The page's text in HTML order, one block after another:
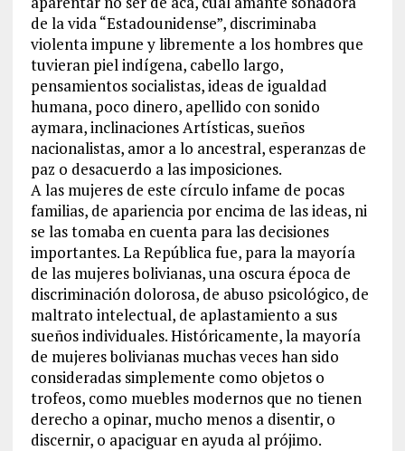
de la vida “Estadounidense”, discriminaba
violenta impune y libremente a los hombres que
tuvieran piel indígena, cabello largo,
pensamientos socialistas, ideas de igualdad
humana, poco dinero, apellido con sonido
aymara, inclinaciones Artísticas, sueños
nacionalistas, amor a lo ancestral, esperanzas de
paz o desacuerdo a las imposiciones.
A las mujeres de este círculo infame de pocas
familias, de apariencia por encima de las ideas, ni
se las tomaba en cuenta para las decisiones
importantes. La República fue, para la mayoría
de las mujeres bolivianas, una oscura época de
discriminación dolorosa, de abuso psicológico, de
maltrato intelectual, de aplastamiento a sus
sueños individuales. Históricamente, la mayoría
de mujeres bolivianas muchas veces han sido
consideradas simplemente como objetos o
trofeos, como muebles modernos que no tienen
derecho a opinar, mucho menos a disentir, o
discernir, o apaciguar en ayuda al prójimo.